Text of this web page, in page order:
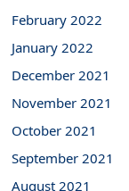
February 2022
January 2022
December 2021
November 2021
October 2021
September 2021
August 2021